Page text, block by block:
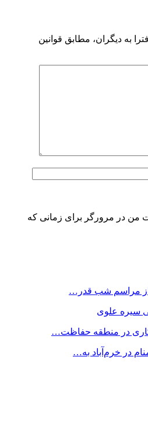
به ديگران، مطابق قوانين
من در مرورگر برای زمانی که
از مراسم شب قدر…
سیره علوی
در منطقه حفاظت…
در خرم‌آباد به…